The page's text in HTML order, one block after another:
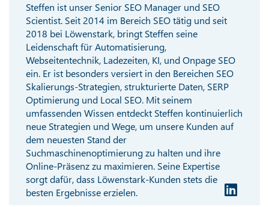
Steffen ist unser Senior SEO Manager und SEO
Scientist. Seit 2014 im Bereich SEO tätig und seit
2018 bei Löwenstark, bringt Steffen seine
Leidenschaft für Automatisierung,
Webseitentechnik, Ladezeiten, KI, und Onpage SEO
ein. Er ist besonders versiert in den Bereichen SEO
Skalierungs-Strategien, strukturierte Daten, SERP
Optimierung und Local SEO. Mit seinem
umfassenden Wissen entdeckt Steffen kontinuierlich
neue Strategien und Wege, um unsere Kunden auf
dem neuesten Stand der
Suchmaschinenoptimierung zu halten und ihre
Online-Präsenz zu maximieren. Seine Expertise
sorgt dafür, dass Löwenstark-Kunden stets die
besten Ergebnisse erzielen.